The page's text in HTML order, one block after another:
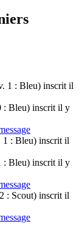
1 : Bleu) inscrit il
: Bleu) inscrit il y
1 : Bleu) inscrit il
: Bleu) inscrit il y
: Scout) inscrit il